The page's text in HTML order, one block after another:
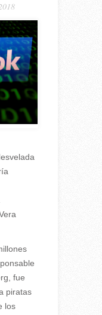
fue
piratas
los